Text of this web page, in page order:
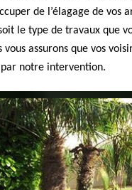
de l’élagage de vos
le type de travaux que
vous assurons que vos
notre intervention.